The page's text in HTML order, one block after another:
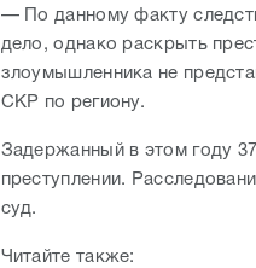
— По данному факту
дело, однако раскрыть
злоумышленника не
СКР по региону.
Задержанный в этом году
преступлении.
суд.
Читайте также: